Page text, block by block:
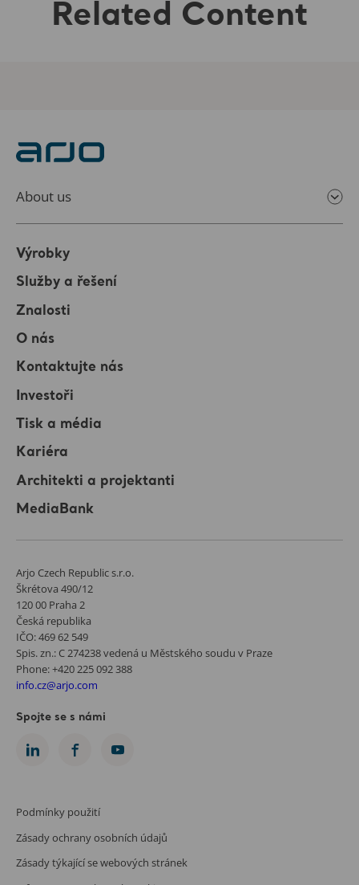
Related Content
About us
Výrobky
Služby a řešení
Znalosti
O nás
Kontaktujte nás
Investoři
Tisk a média
Kariéra
Architekti a projektanti
MediaBank
Arjo Czech Republic s.r.o.
Škrétova 490/12
120 00 Praha 2
Česká republika
IČO: 469 62 549
Spis. zn.: C 274238 vedená u Městského soudu v Praze
Phone: +420 225 092 388
info.cz@arjo.com
Spojte se s námi
Podmínky použití
Zásady ochrany osobních údajů
Zásady týkající se webových stránek